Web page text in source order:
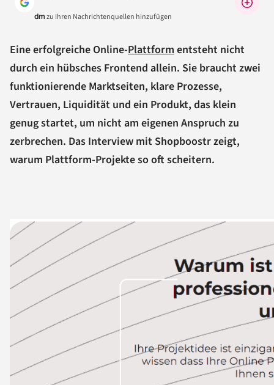
dmzu Ihren Nachrichtenquellen hinzufügen
Eine erfolgreiche Online-Plattform entsteht nicht
durch ein hübsches Frontend allein. Sie braucht zwei
funktionierende Marktseiten, klare Prozesse,
Vertrauen, Liquidität und ein Produkt, das klein
genug startet, um nicht am eigenen Anspruch zu
zerbrechen. Das Interview mit Shopboostr zeigt,
warum Plattform-Projekte so oft scheitern.